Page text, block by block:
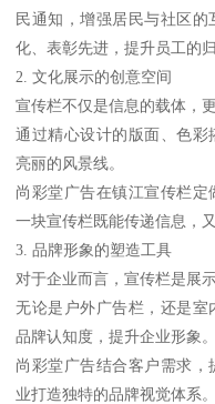
民通知，增强居民与社区
化、表彰先进，提升员工的归
2. 文化展示的创意空间
宣传栏不仅是信息的载体，
通过精心设计的版面、色
亮丽的风景线。
尚彩堂广告在镇江宣传栏
一块宣传栏既能传递信息，
3. 品牌形象的塑造工具
对于企业而言，宣传栏是展
无论是户外广告栏，还是
品牌认知度，提升企业形象。
尚彩堂广告结合客户需求
业打造独特的品牌视觉体系。